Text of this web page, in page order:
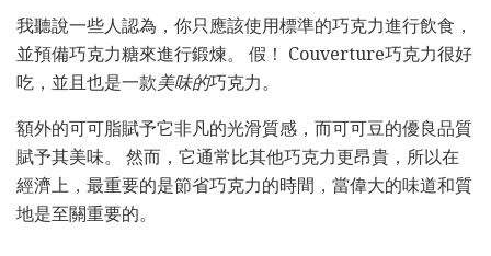
我聽說一些人認為，你只應該使用標準的巧克力進行飲食，
並預備巧克力糖來進行鍛煉。 假！ Couverture巧克力很好
吃，並且也是一款美味的巧克力。
額外的可可脂賦予它非凡的光滑質感，而可可豆的優良品質
賦予其美味。 然而，它通常比其他巧克力更昂貴，所以在
經濟上，最重要的是節省巧克力的時間，當偉大的味道和質
地是至關重要的。